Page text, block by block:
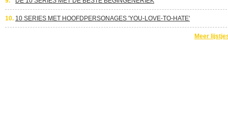
10. 10 SERIES MET HOOFDPERSONAGES 'YOU-LOVE-TO-HATE'
Meer